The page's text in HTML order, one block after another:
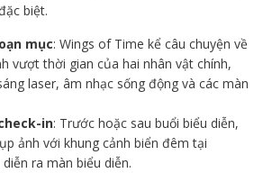
biệt.
mục: Wings of Time kể câu chuyện về
vượt thời gian của hai nhân vật chính,
laser, âm nhạc sống động và các màn
in: Trước hoặc sau buổi biểu diễn,
ảnh với khung cảnh biển đêm tại
ra màn biểu diễn.